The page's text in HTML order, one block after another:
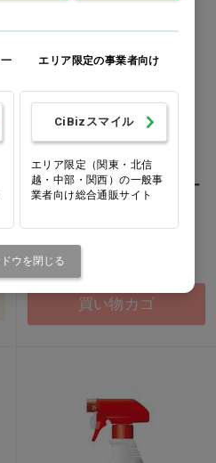
R’S PRO 強力バスクリーナー
[リンレイ]
価格：ログイン後表示
買い物カゴ
エリア限定の事業者向け
CiBizスマイル
エリア限定（関東・北信
越・中部・関西）の一般事
業者向け総合通販サイト
ウを閉じる